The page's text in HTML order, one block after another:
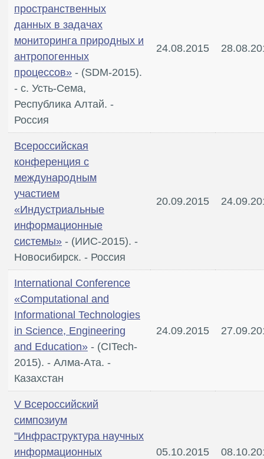
пространственных
данных в задачах
мониторинга природных и
антропогенных
процессов» - (SDM-2015).
- с. Усть-Сема,
Республика Алтай. -
Россия
24.08.2015
Всероссийская
конференция с
международным
участием
«Индустриальные
информационные
системы» - (ИИС-2015). -
Новосибирск. - Россия
20.09.2015
International Conference
«Computational and
Informational Technologies
in Science, Engineering
and Education» - (CITech-
2015). - Алма-Ата. -
Казахстан
24.09.2015
V Всероссийский
симпозиум
"Инфраструктура научных
информационных
05.10.2015